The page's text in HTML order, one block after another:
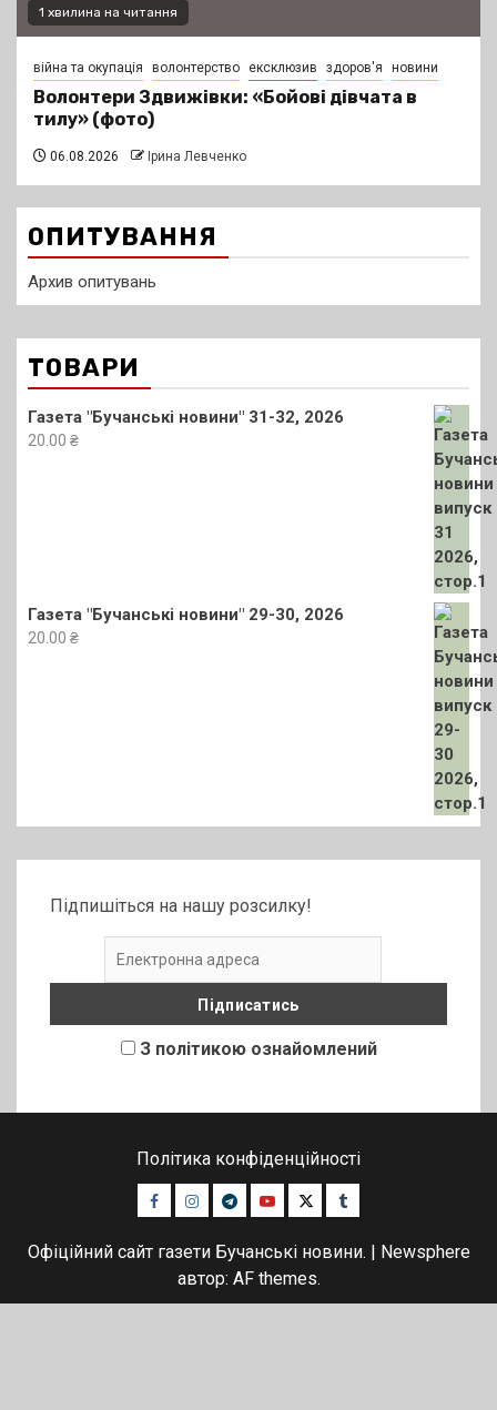
1 хвилина на читання
війна та окупація волонтерство ексклюзив здоров'я новини
Волонтери Здвижівки: «Бойові дівчата в
тилу» (фото)
06.08.2026 Ірина Левченко
ОПИТУВАННЯ
Архив опитувань
ТОВАРИ
Газета "Бучанські новини" 31-32, 2026
20.00 ₴
Газета "Бучанські новини" 29-30, 2026
20.00 ₴
Підпишіться на нашу розсилку!
З політикою ознайомлений
Політика конфіденційності
Facebook
Instagram
TelegramYoutubeTwitterTumblr
Офіційний сайт газети Бучанські новини. | Newsphere
автор: AF themes.